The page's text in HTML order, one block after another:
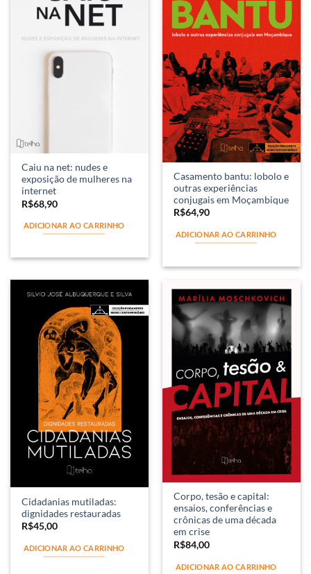
Caiu na net: nudes e
exposição de mulheres na
internet
R$68,90
ADICIONAR AO CARRINHO
Casamento bantu: lobolo e
outras experiências
conjugais em Moçambique
R$64,90
ADICIONAR AO CARRINHO
Cidadanias mutiladas:
dignidades restauradas
R$45,00
ADICIONAR AO CARRINHO
Corpo, tesão e capital:
ensaios, conferências e
crônicas de uma década
em crise
R$84,00
ADICIONAR AO CARRINHO